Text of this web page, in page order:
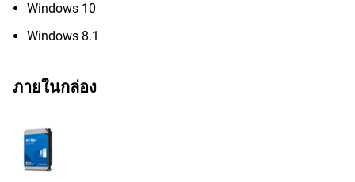
Windows 10
Windows 8.1
ภายในกล่อง